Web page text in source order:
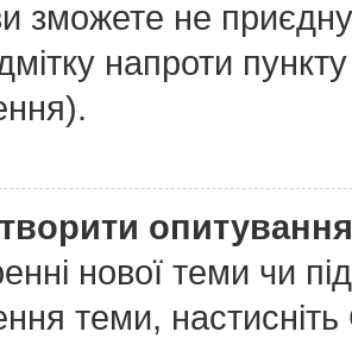
зможете не
напроти
нової теми чи
теми, настисніть